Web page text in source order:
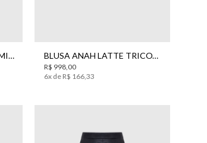
CHOKER GILDA BO.BÔ FEMININA BLUSA ANAH LATTE TRICOT BO.BÔ FEMININA
R$ 998,00
6x de R$ 166,33